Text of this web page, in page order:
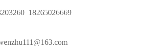
18265026669